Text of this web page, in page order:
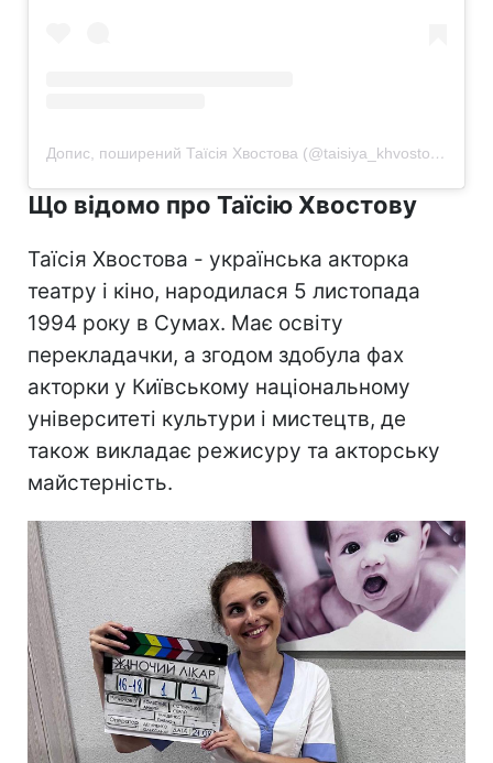
Допис, поширений Таїсія Хвостова (@taisiya_khvostova)
Що відомо про Таїсію Хвостову
Таїсія Хвостова - українська акторка
театру і кіно, народилася 5 листопада
1994 року в Сумах. Має освіту
перекладачки, а згодом здобула фах
акторки у Київському національному
університеті культури і мистецтв, де
також викладає режисуру та акторську
майстерність.